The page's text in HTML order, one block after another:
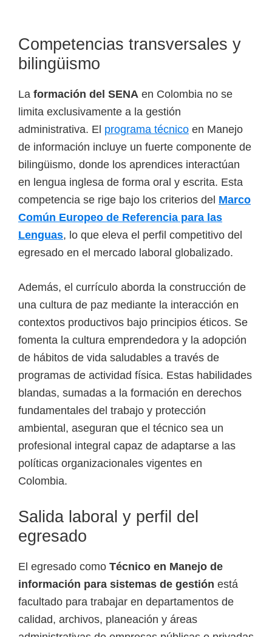
Competencias transversales y
bilingüismo
La formación del SENA en Colombia no se
limita exclusivamente a la gestión
administrativa. El programa técnico en Manejo
de información incluye un fuerte componente de
bilingüismo, donde los aprendices interactúan
en lengua inglesa de forma oral y escrita. Esta
competencia se rige bajo los criterios del Marco
Común Europeo de Referencia para las
Lenguas, lo que eleva el perfil competitivo del
egresado en el mercado laboral globalizado.
Además, el currículo aborda la construcción de
una cultura de paz mediante la interacción en
contextos productivos bajo principios éticos. Se
fomenta la cultura emprendedora y la adopción
de hábitos de vida saludables a través de
programas de actividad física. Estas habilidades
blandas, sumadas a la formación en derechos
fundamentales del trabajo y protección
ambiental, aseguran que el técnico sea un
profesional integral capaz de adaptarse a las
políticas organizacionales vigentes en
Colombia.
Salida laboral y perfil del
egresado
El egresado como Técnico en Manejo de
información para sistemas de gestión está
facultado para trabajar en departamentos de
calidad, archivos, planeación y áreas